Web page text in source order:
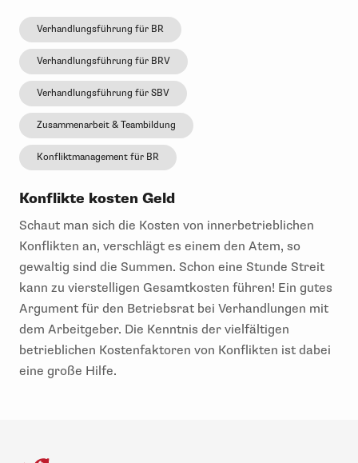
Verhandlungsführung für BR
Verhandlungsführung für BRV
Verhandlungsführung für SBV
Zusammenarbeit & Teambildung
Konfliktmanagement für BR
Konflikte kosten Geld
Schaut man sich die Kosten von innerbetrieblichen
Konflikten an, verschlägt es einem den Atem, so
gewaltig sind die Summen. Schon eine Stunde Streit
kann zu vierstelligen Gesamtkosten führen! Ein gutes
Argument für den Betriebsrat bei Verhandlungen mit
dem Arbeitgeber. Die Kenntnis der vielfältigen
betrieblichen Kostenfaktoren von Konflikten ist dabei
eine große Hilfe.